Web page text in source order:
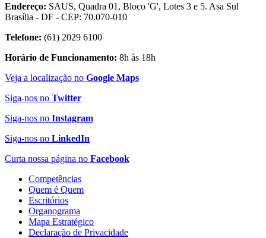
Endereço: SAUS, Quadra 01, Bloco 'G', Lotes 3 e 5. Asa Sul
Brasília - DF - CEP: 70.070-010
Telefone: (61) 2029 6100
Horário de Funcionamento: 8h às 18h
Veja a localização no Google Maps
Siga-nos no Twitter
Siga-nos no Instagram
Siga-nos no LinkedIn
Curta nossa página no Facebook
Competências
Quem é Quem
Escritórios
Organograma
Mapa Estratégico
Declaração de Privacidade